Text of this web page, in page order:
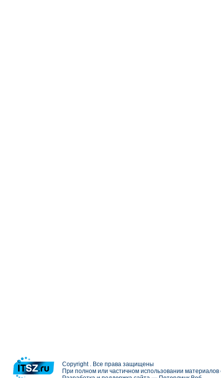
Copyright . Все права защищены
При полном или частичном использовании